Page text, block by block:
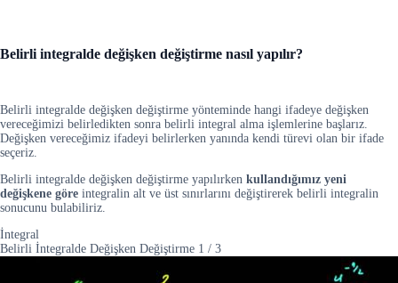
Belirli integralde değişken değiştirme nasıl yapılır?
Belirli integralde değişken değiştirme yönteminde hangi ifadeye değişken
vereceğimizi belirledikten sonra belirli integral alma işlemlerine başlarız.
Değişken vereceğimiz ifadeyi belirlerken yanında kendi türevi olan bir ifade
seçeriz.
Belirli integralde değişken değiştirme yapılırken kullandığımız yeni
değişkene göre integralin alt ve üst sınırlarını değiştirerek belirli integralin
sonucunu bulabiliriz.
İntegral
Belirli İntegralde Değişken Değiştirme 1 / 3